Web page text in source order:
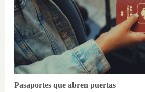
Pasaportes que abren puertas